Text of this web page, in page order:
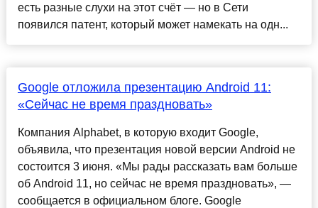
есть разные слухи на этот счёт — но в Сети
появился патент, который может намекать на одн...
Google отложила презентацию Android 11:
«Сейчас не время праздновать»
Компания Alphabet, в которую входит Google,
объявила, что презентация новой версии Android не
состоится 3 июня. «Мы рады рассказать вам больше
об Android 11, но сейчас не время праздновать», —
сообщается в официальном блоге. Google